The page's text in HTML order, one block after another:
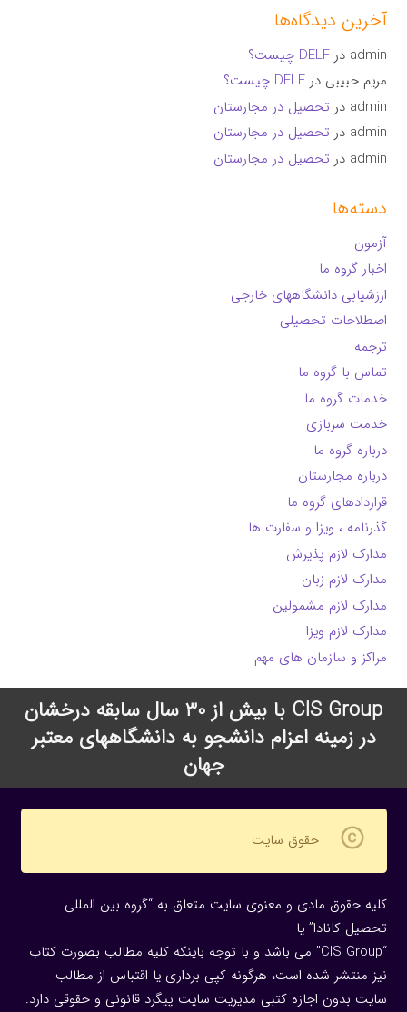
آخرین دیدگاه‌ها
admin درDELF چیست؟
مریم حبیبی درDELF چیست؟
admin در تحصیل در مجارستان
admin در تحصیل در مجارستان
admin در تحصیل در مجارستان
دسته‌ها
آزمون
اخبار گروه ما
ارزشیابی دانشگاههای خارجی
اصطلاحات تحصیلی
ترجمه
تماس با گروه ما
خدمات گروه ما
خدمت سربازی
درباره گروه ما
درباره مجارستان
قراردادهای گروه ما
گذرنامه ، ویزا و سفارت ها
مدارک لازم پذیرش
مدارک لازم زبان
مدارک لازم مشمولین
مدارک لازم ویزا
مراکز و سازمان های مهم
CIS Group با بیش از 30 سال سابقه درخشان
در زمینه اعزام دانشجو به دانشگاههای معتبر
جهان
copyright حقوق سایت
کلیه حقوق مادی و معنوی سایت متعلق به “گروه بین المللی
تحصیل کانادا” یا
“CIS Group” می باشد و با توجه باینکه کلیه مطالب بصورت کتاب
نیز منتشر شده است، هرگونه كپی برداری یا اقتباس از مطالب
سایت بدون اجازه كتبی مدیریت سایت پیگرد قانونی و حقوقی دارد.